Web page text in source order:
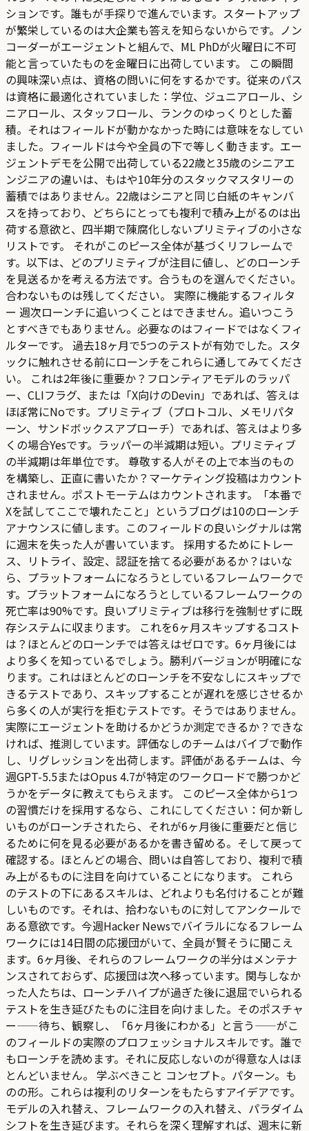
ションです。誰もが手探りで進んでいます。スタートアップ
が繁栄しているのは大企業も答えを知らないからです。ノン
コーダーがエージェントと組んで、ML PhDが火曜日に不可
能と言っていたものを金曜日に出荷しています。 この瞬間
の興味深い点は、資格の問いに何をするかです。従来のパス
は資格に最適化されていました：学位、ジュニアロール、シ
ニアロール、スタッフロール、ランクのゆっくりとした蓄
積。それはフィールドが動かなかった時には意味をなしてい
ました。フィールドは今や全員の下で等しく動きます。エー
ジェントデモを公開で出荷している22歳と35歳のシニアエ
ンジニアの違いは、もはや10年分のスタックマスタリーの
蓄積ではありません。22歳はシニアと同じ白紙のキャンバ
スを持っており、どちらにとっても複利で積み上がるのは出
荷する意欲と、四半期で陳腐化しないプリミティブの小さな
リストです。 それがこのピース全体が基づくリフレームで
す。以下は、どのプリミティブが注目に値し、どのローンチ
を見送るかを考える方法です。合うものを選んでください。
合わないものは残してください。 実際に機能するフィルタ
ー 週次ローンチに追いつくことはできません。追いつこう
とすべきでもありません。必要なのはフィードではなくフィ
ルターです。 過去18ヶ月で5つのテストが有効でした。スタ
ックに触れさせる前にローンチをこれらに通してみてくださ
い。 これは2年後に重要か？フロンティアモデルのラッパ
ー、CLIフラグ、または「X向けのDevin」であれば、答えは
ほぼ常にNoです。プリミティブ（プロトコル、メモリパタ
ーン、サンドボックスアプローチ）であれば、答えはより多
くの場合Yesです。ラッパーの半減期は短い。プリミティブ
の半減期は年単位です。 尊敬する人がその上で本当のもの
を構築し、正直に書いたか？マーケティング投稿はカウント
されません。ポストモーテムはカウントされます。「本番で
Xを試してここで壊れたこと」というブログは10のローンチ
アナウンスに値します。このフィールドの良いシグナルは常
に週末を失った人が書いています。 採用するためにトレー
ス、リトライ、設定、認証を捨てる必要があるか？はいな
ら、プラットフォームになろうとしているフレームワークで
す。プラットフォームになろうとしているフレームワークの
死亡率は90%です。良いプリミティブは移行を強制せずに既
存システムに収まります。 これを6ヶ月スキップするコスト
は？ほとんどのローンチでは答えはゼロです。6ヶ月後には
より多くを知っているでしょう。勝利バージョンが明確にな
ります。これはほとんどのローンチを不安なしにスキップで
きるテストであり、スキップすることが遅れを感じさせるか
ら多くの人が実行を拒むテストです。そうではありません。
実際にエージェントを助けるかどうか測定できるか？できな
ければ、推測しています。評価なしのチームはバイブで動作
し、リグレッションを出荷します。評価があるチームは、今
週GPT-5.5またはOpus 4.7が特定のワークロードで勝つかど
うかをデータに教えてもらえます。 このピース全体から1つ
の習慣だけを採用するなら、これにしてください：何か新し
いものがローンチされたら、それが6ヶ月後に重要だと信じ
るために何を見る必要があるかを書き留める。そして戻って
確認する。ほとんどの場合、問いは自答しており、複利で積
み上がるものに注目を向けていることになります。 これら
のテストの下にあるスキルは、どれよりも名付けることが難
しいものです。それは、拾わないものに対してアンクールで
ある意欲です。今週Hacker Newsでバイラルになるフレーム
ワークには14日間の応援団がいて、全員が賢そうに聞こえ
ます。6ヶ月後、それらのフレームワークの半分はメンテナ
ンスされておらず、応援団は次へ移っています。関与しなか
った人たちは、ローンチハイプが過ぎた後に退屈でいられる
テストを生き延びたものに注目を向けました。そのポスチャ
ー——待ち、観察し、「6ヶ月後にわかる」と言う——がこ
のフィールドの実際のプロフェッショナルスキルです。誰で
もローンチを読めます。それに反応しないのが得意な人はほ
とんどいません。 学ぶべきこと コンセプト。パターン。も
のの形。これらは複利のリターンをもたらすアイデアです。
モデルの入れ替え、フレームワークの入れ替え、パラダイム
シフトを生き延びます。それらを深く理解すれば、週末に新